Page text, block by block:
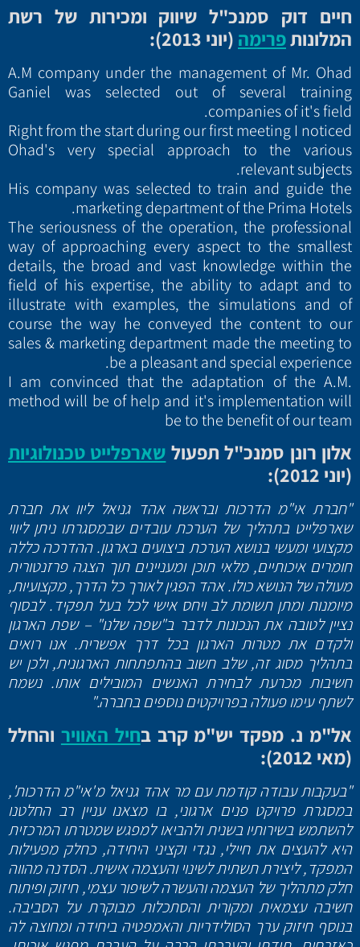
חיים דוק סמנכ"ל שיווק ומכירות של רשת
המלונותפרימה (יוני 2013):
A.M company under the management of Mr. Ohad
Ganiel was selected out of several training
companies of it's field.
Right from the start during our first meeting I noticed
Ohad's very special approach to the various
relevant subjects.
His company was selected to train and guide the
marketing department of the Prima Hotels.
The seriousness of the operation, the professional
way of approaching every aspect to the smallest
details, the broad and vast knowledge within the
field of his expertise, the ability to adapt and to
illustrate with examples, the simulations and of
course the way he conveyed the content to our
sales & marketing department made the meeting to
be a pleasant and special experience.
I am convinced that the adaptation of the A.M.
method will be of help and it's implementation will
be to the benefit of our team
אלון רונן סמנכ"ל תפעול שארפלייט טכנולוגיות
(יוני 2012):
"חברת אי"מ הדרכות ובראשה אהד גניאל ליוו את חברת
שארפלייט בתהליך של הערכת עובדים שבמסגרתו ניתן ליווי
מקצועי ומעשי בנושא הערכת ביצועים בארגון. ההדרכה כללה
חומרים איכותיים, מלאי תוכן ומעניינים תוך הצגה פרזנטורית
מעולה של הנושא כולו. אהד הפגין לאורך כל הדרך, מקצועיות,
מיומנות ומתן תשומת לב ויחס אישי לכל בעל תפקיד. לבסוף
נציין לטובה את הנכונות לדבר ב"שפה שלנו" – שפת הארגון
ולקדם את מטרות הארגון בכל דרך אפשרית. אנו רואים
בתהליך מסוג זה, שלב חשוב בהתפתחות הארגונית, ולכן יש
חשיבות מכרעת לבחירת האנשים המובילים אותו. נשמח
לשתף עימו פעולה בפרויקטים נוספים בחברה."
אל"מ נ. מפקד יש"מ קרב בחיל האוויר והחלל
(מאי 2012):
"בעקבות עבודה קודמת עם מר אהד גניאל מ'אי"מ הדרכות',
במסגרת פרויקט פנים ארגוני, בו מצאנו עניין רב החלטנו
להשתמש בשירותיו בשנית ולהביאו למפגש שמטרתו המרכזית
היא להעצים את חיילי, נגדי וקציני היחידה, כחלק מפעילות
המפקד, ליצירת תשתית לשינוי והעצמה אישית. הסדנה מהווה
חלק מתהליך של העצמה והעשרה לשיפור עצמי, חיזוק ופיתוח
חשיבה עצמאית ומקורית והסתכלות מבוקרת על הסביבה.
בנוסף חיזוק ערך הסולידריות והאמפטיה ביחידה ומחוצה לה